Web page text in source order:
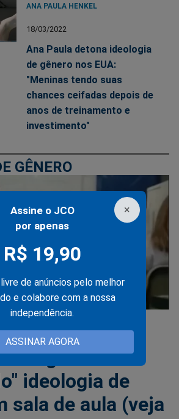
×
Assine o JCO
por apenas
R$ 19,90
de anúncios pelo melhor
e colabore com a nossa
independência.
ASSINAR AGORA
ANA PAULA HENKEL
18/03/2022
Ana Paula detona ideologia
de gênero nos EUA:
"Meninas tendo suas
chances ceifadas depois de
anos de treinamento e
investimento"
GÊNERO
é flagrado
ideologia de
sala de aula (veja